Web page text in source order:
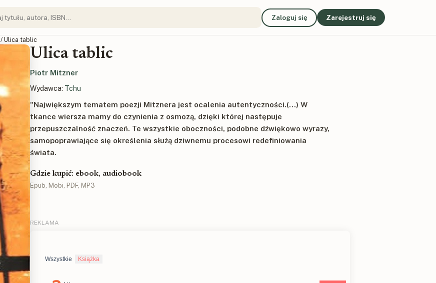
Zaloguj się Zarejestruj się
/ Ulica tablic
Ulica tablic
Piotr Mitzner
Wydawca: Tchu
"Największym tematem poezji Mitznera jest ocalenia autentyczności.(...) W
tkance wiersza mamy do czynienia z osmozą, dzięki której następuje
przepuszczalność znaczeń. Te wszystkie oboczności, podobne dźwiękowo wyrazy,
samopoprawiające się określenia służą dziwnemu procesowi redefiniowania
świata.
Gdzie kupić: ebook, audiobook
Epub, Mobi, PDF, MP3